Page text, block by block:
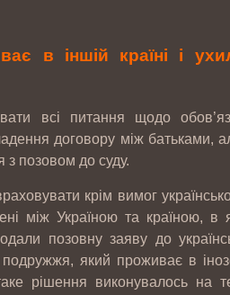
в іншій країні і
всі питання щодо
договору між батьками,
з позовом до суду.
крім вимог
між Україною та країною,
позовну заяву до
подружжя, який проживає в
рішення виконувалось на